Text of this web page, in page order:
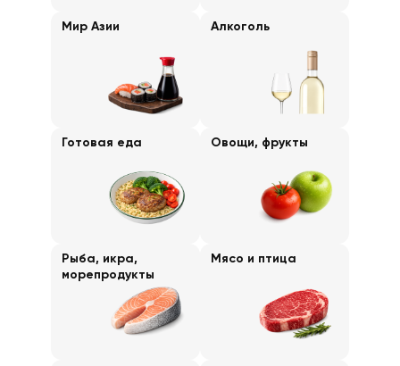
Мир Азии Алкоголь
Готовая еда Овощи, фрукты
Рыба, икра,
морепродукты
Мясо и птица